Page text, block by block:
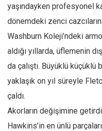
Türkiye
Siyaset
Dünya
Avrupa
Asya
Afrika
yaşındayken profesyonel
dönemdeki zenci
Washburn Koleji’ndeki
aldığı yıllarda, üflemenin
da çalıştı. Büyüklü
yaklaşık on yıl süreyle
çaldı.
Akorların değişimine
Hawkins’in en ünlü